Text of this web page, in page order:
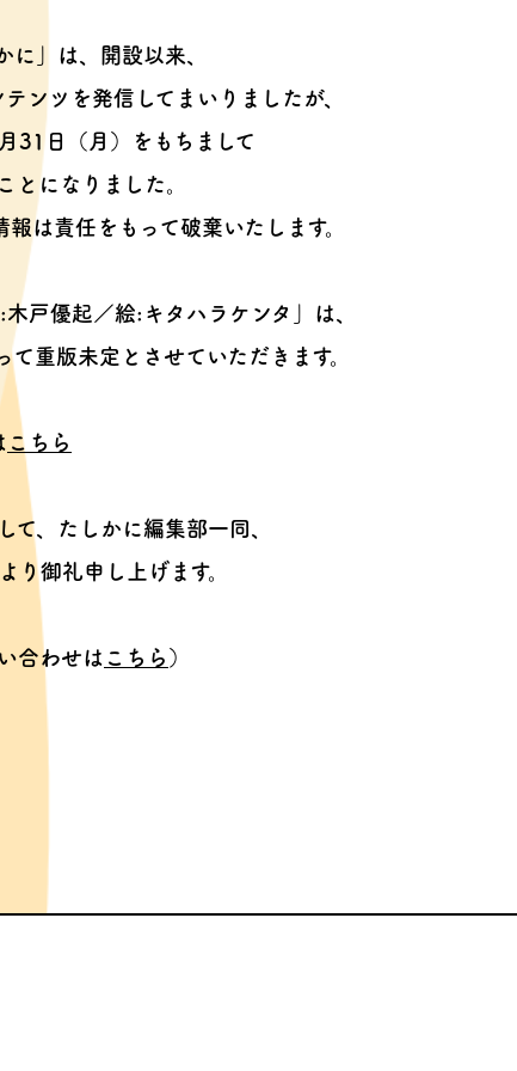
に」は、開設以来、
テンツを発信してまいりましたが、
31日（月）をもちまして
とになりました。
報は責任をもって破棄いたします。
木戸優起／絵:キタハラケンタ」は、
て重版未定とさせていただきます。
こちら
て、
たしかに編集部一同、
り御礼申し上げます。
合わせは こちら ）